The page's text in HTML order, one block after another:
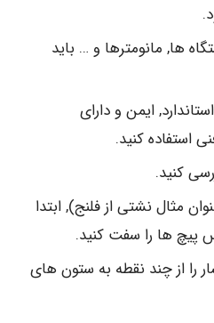
ها, مانومترها و … باید
ایمن و دارای
استفاده کنید.
کنید.
مثال نشتی از فلنج), ابتدا
پیچ ها را سفت کنید.
از چند نقطه به ستون های